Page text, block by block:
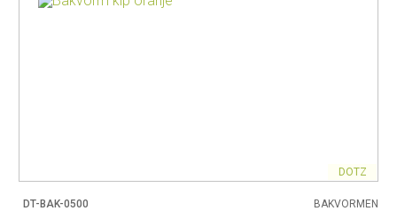
DOTZ
DT-BAK-0500 BAKVORMEN